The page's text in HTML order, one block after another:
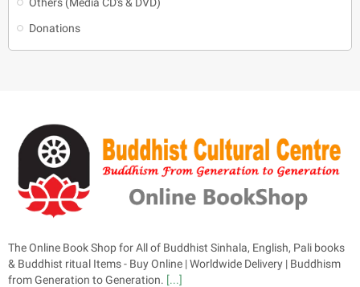
Donations
The Online Book Shop for All of Buddhist Sinhala, English, Pali books
& Buddhist ritual Items - Buy Online | Worldwide Delivery | Buddhism
from Generation to Generation. [...]